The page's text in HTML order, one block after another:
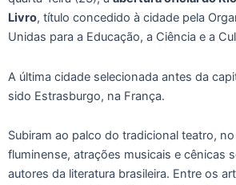
Livro, título concedido à cidade pela
Unidas para a Educação, a Ciência e a
A última cidade selecionada antes da
sido Estrasburgo, na França.
Subiram ao palco do tradicional teatro,
fluminense, atrações musicais e cênicas
autores da literatura brasileira. Entre os